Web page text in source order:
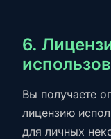
6.
Вы получаете
лицензию
для личных